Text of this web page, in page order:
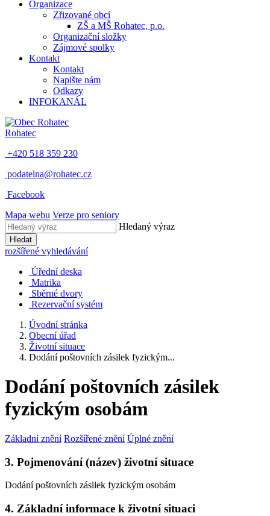
Organizace
Zřizované obcí
ZŠ a MŠ Rohatec, p.o.
Organizační složky
Zájmové spolky
Kontakt
Kontakt
Napište nám
Odkazy
INFOKANÁL
Rohatec
+420 518 359 230
podatelna@rohatec.cz
Facebook
Mapa webu Verze pro seniory
Hledaný výraz
Hledat
rozšířené vyhledávání
Úřední deska
Matrika
Sběrné dvory
Rezervační systém
Úvodní stránka
Obecní úřad
Životní situace
Dodání poštovních zásilek fyzickým...
Dodání poštovních zásilek
fyzickým osobám
Základní znění Rozšířené znění Úplné znění
3. Pojmenování (název) životní situace
Dodání poštovních zásilek fyzickým osobám
4. Základní informace k životní situaci